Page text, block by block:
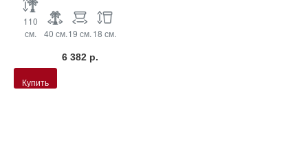
110
см.
40 см.19 см. 18 см.
6 382 р.
Купить